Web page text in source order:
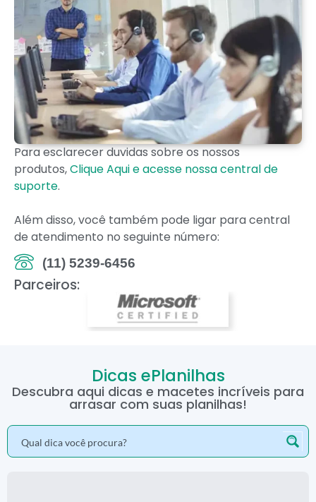
Para esclarecer duvidas sobre os nossos
produtos,Clique Aqui e acesse nossa central de
suporte.
Além disso, você também pode ligar para central
de atendimento no seguinte número:
(11) 5239-6456
Parceiros:
Dicas ePlanilhas
Descubra aqui dicas e macetes incríveis para
arrasar com suas planilhas!